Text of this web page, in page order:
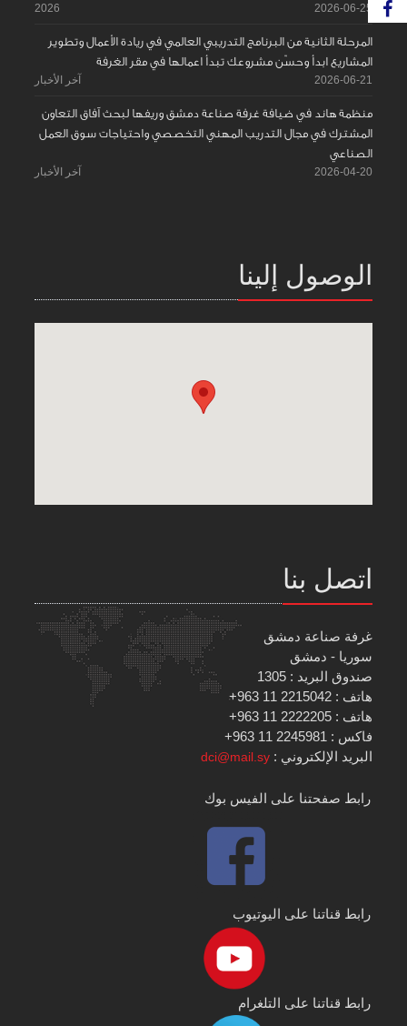
2026-06-25
2026
المرحلة الثانية من البرنامج التدريبي العالمي في ريادة الأعمال وتطوير
المشاريع ابدأ وحسّن مشروعك تبدأ اعمالها في مقر الغرفة
2026-06-21 آخر الأخبار
منظمة هاند في ضيافة غرفة صناعة دمشق وريفها لبحث آفاق التعاون
المشترك في مجال التدريب المهني التخصصي واحتياجات سوق العمل
الصناعي
2026-04-20 آخر الأخبار
الوصول إلينا
اتصل بنا
غرفة صناعة دمشق
سوريا - دمشق
صندوق البريد : 1305
هاتف : 2215042 11 963+
هاتف : 2222205 11 963+
فاكس : 2245981 11 963+
البريد الإلكتروني :dci@mail.sy
رابط صفحتنا على الفيس بوك
رابط قناتنا على اليوتيوب
رابط قناتنا على التلغرام